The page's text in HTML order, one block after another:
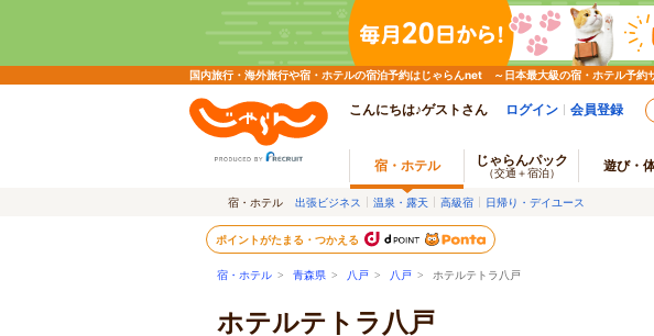
国内旅行・海外旅行や宿・ホテルの宿泊予約はじゃらんnet ～日本最大級の宿・ホテル予約
こんにちは♪ゲストさん ログイン 会員登録
宿・ホテル じゃらんパック
（交通＋宿泊） 遊び・
宿・ホテル 出張ビジネス 温泉・露天 高級宿 日帰り・デイユース
ポイントがたまる・つかえる
宿・ホテル > 青森県 > 八戸 > 八戸 > ホテルテトラ八戸
ホテルテトラ八戸